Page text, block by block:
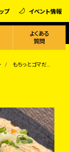
プ イベント情報
よくある
質問
もちっとゴマだれひとくち水餃子